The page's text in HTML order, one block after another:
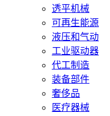
透平机械
可再生能源
液压和气动
工业驱动器
代工制造
装备部件
奢侈品
医疗器械